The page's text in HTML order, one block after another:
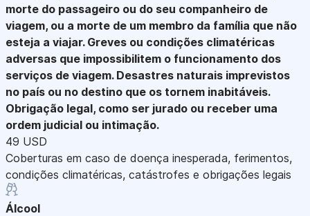
morte do passageiro ou do seu companheiro de
viagem, ou a morte de um membro da família que não
esteja a viajar. Greves ou condições climatéricas
adversas que impossibilitem o funcionamento dos
serviços de viagem. Desastres naturais imprevistos
no país ou no destino que os tornem inabitáveis.
Obrigação legal, como ser jurado ou receber uma
ordem judicial ou intimação.
49 USD
Coberturas em caso de doença inesperada, ferimentos,
condições climatéricas, catástrofes e obrigações legais
Álcool